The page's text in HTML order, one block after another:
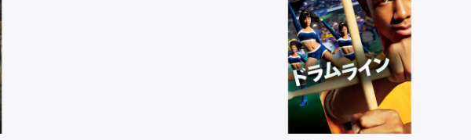
無料テレビ
Rチャンネル
チケット
楽天チケット
エンタメニュース
推し楽